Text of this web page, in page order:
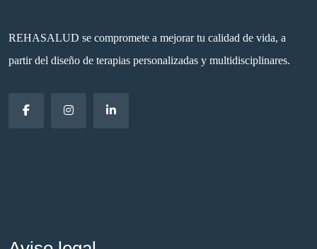
REHASALUD se compromete a mejorar tu calidad de vida, a
partir del diseño de terapias personalizadas y multidisciplinares.